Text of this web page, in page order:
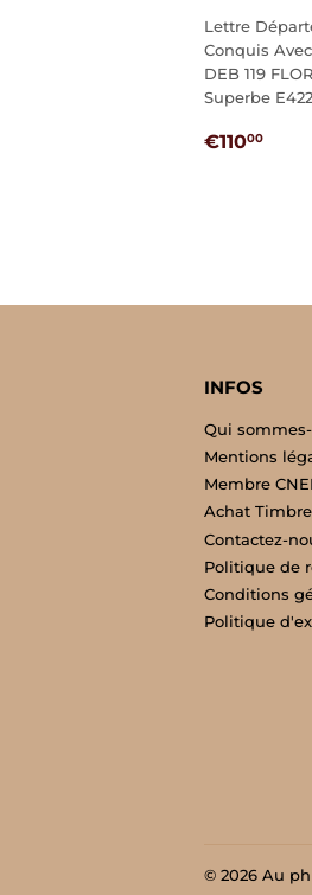
Lettre
Conquis
DEB 119
Superbe
PRIX
€11000
INFOS
Qui
Mentions
Membre
Achat
Contactez-
Politique de
Conditions
Politique
© 2026 Au